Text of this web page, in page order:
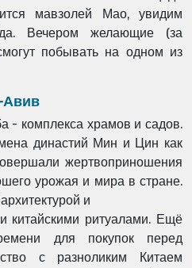
мавзолей Мао, увидим
Вечером желающие (за
побывать на одном из
Авив
- комплекса храмов и садов.
династий Мин и Цин как
жертвоприношения
урожая и мира в стране.
и
китайскими ритуалами. Ещё
для покупок перед
с разноликим Китаем